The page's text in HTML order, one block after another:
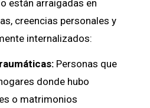
están arraigadas en
creencias personales y
internalizados:
Personas que
donde hubo
o matrimonios